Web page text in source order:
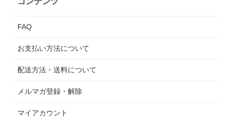
FAQ
お支払い方法について
配送方法・送料について
メルマガ登録・解除
マイアカウント